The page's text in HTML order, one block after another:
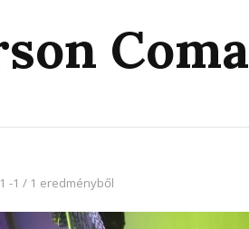
Coma
-1 / 1 eredményből